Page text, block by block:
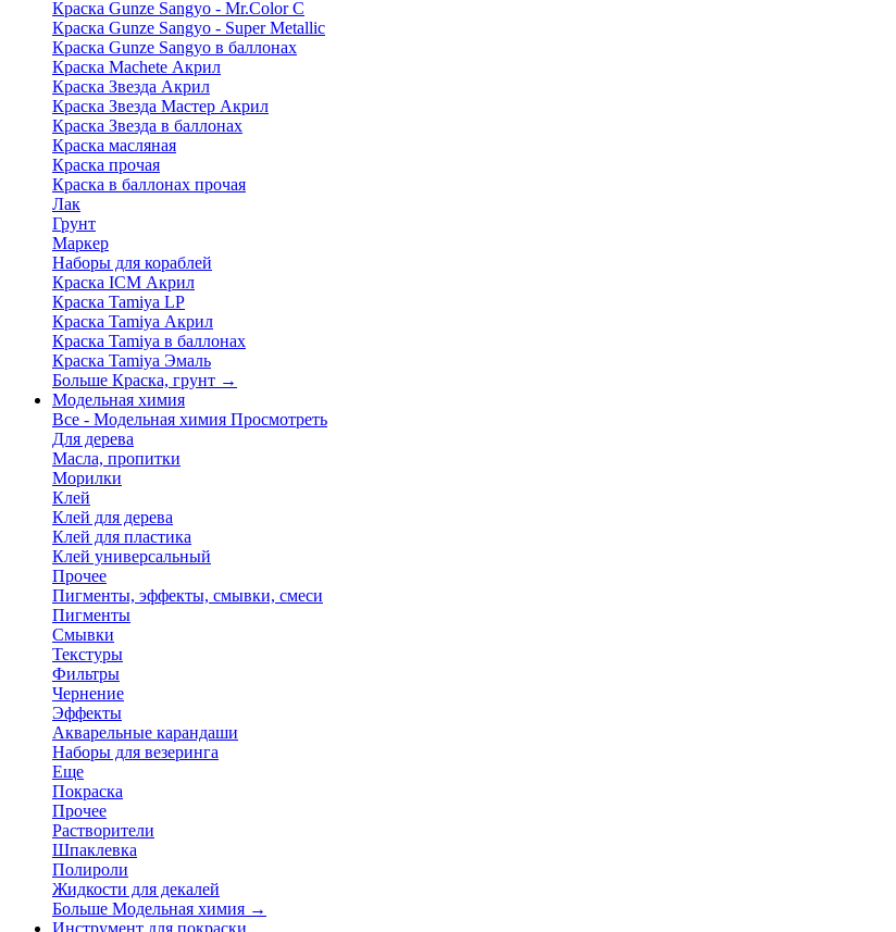
Краска Gunze Sangyo - Mr.Color C
Краска Gunze Sangyo - Super Metallic
Краска Gunze Sangyo в баллонах
Краска Machete Акрил
Краска Звезда Акрил
Краска Звезда Мастер Акрил
Краска Звезда в баллонах
Краска масляная
Краска прочая
Краска в баллонах прочая
Лак
Грунт
Маркер
Наборы для кораблей
Краска ICM Акрил
Краска Tamiya LP
Краска Tamiya Акрил
Краска Tamiya в баллонах
Краска Tamiya Эмаль
Больше Краска, грунт →
Модельная химия
Все - Модельная химия Просмотреть
Для дерева
Масла, пропитки
Морилки
Клей
Клей для дерева
Клей для пластика
Клей универсальный
Прочее
Пигменты, эффекты, смывки, смеси
Пигменты
Смывки
Текстуры
Фильтры
Чернение
Эффекты
Акварельные карандаши
Наборы для везеринга
Еще
Покраска
Прочее
Растворители
Шпаклевка
Полироли
Жидкости для декалей
Больше Модельная химия →
Инструмент для покраски